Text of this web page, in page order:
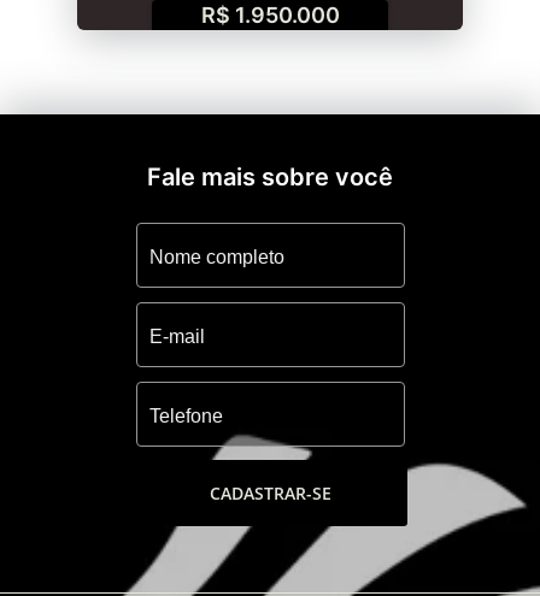
R$ 1.950.000
Fale mais sobre você
CADASTRAR-SE